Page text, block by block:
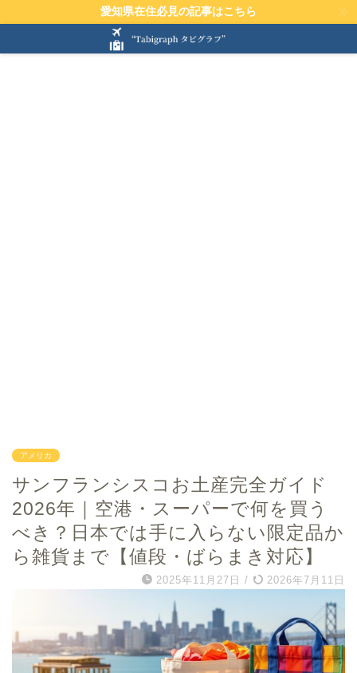
愛知県在住必見の記事はこちら
アメリカ
サンフランシスコお土産完全ガイド
2026年｜空港・スーパーで何を買う
べき？日本では手に入らない限定品か
ら雑貨まで【値段・ばらまき対応】
2025年11月27日 / 2026年7月11日